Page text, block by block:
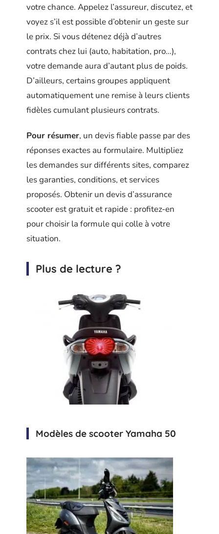
votre chance. Appelez l’assureur, discutez, et
voyez s’il est possible d’obtenir un geste sur
le prix. Si vous détenez déjà d’autres
contrats chez lui (auto, habitation, pro…),
votre demande aura d’autant plus de poids.
D’ailleurs, certains groupes appliquent
automatiquement une remise à leurs clients
fidèles cumulant plusieurs contrats.
Pour résumer, un devis fiable passe par des
réponses exactes au formulaire. Multipliez
les demandes sur différents sites, comparez
les garanties, conditions, et services
proposés. Obtenir un devis d’assurance
scooter est gratuit et rapide : profitez-en
pour choisir la formule qui colle à votre
situation.
Plus de lecture ?
Modèles de scooter Yamaha 50